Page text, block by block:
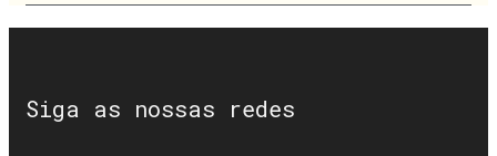
Siga as nossas redes